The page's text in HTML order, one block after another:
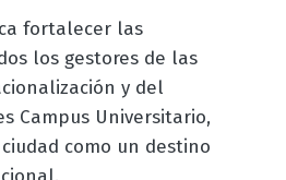
fortalecer las
los gestores de las
y del
Campus Universitario,
como un destino